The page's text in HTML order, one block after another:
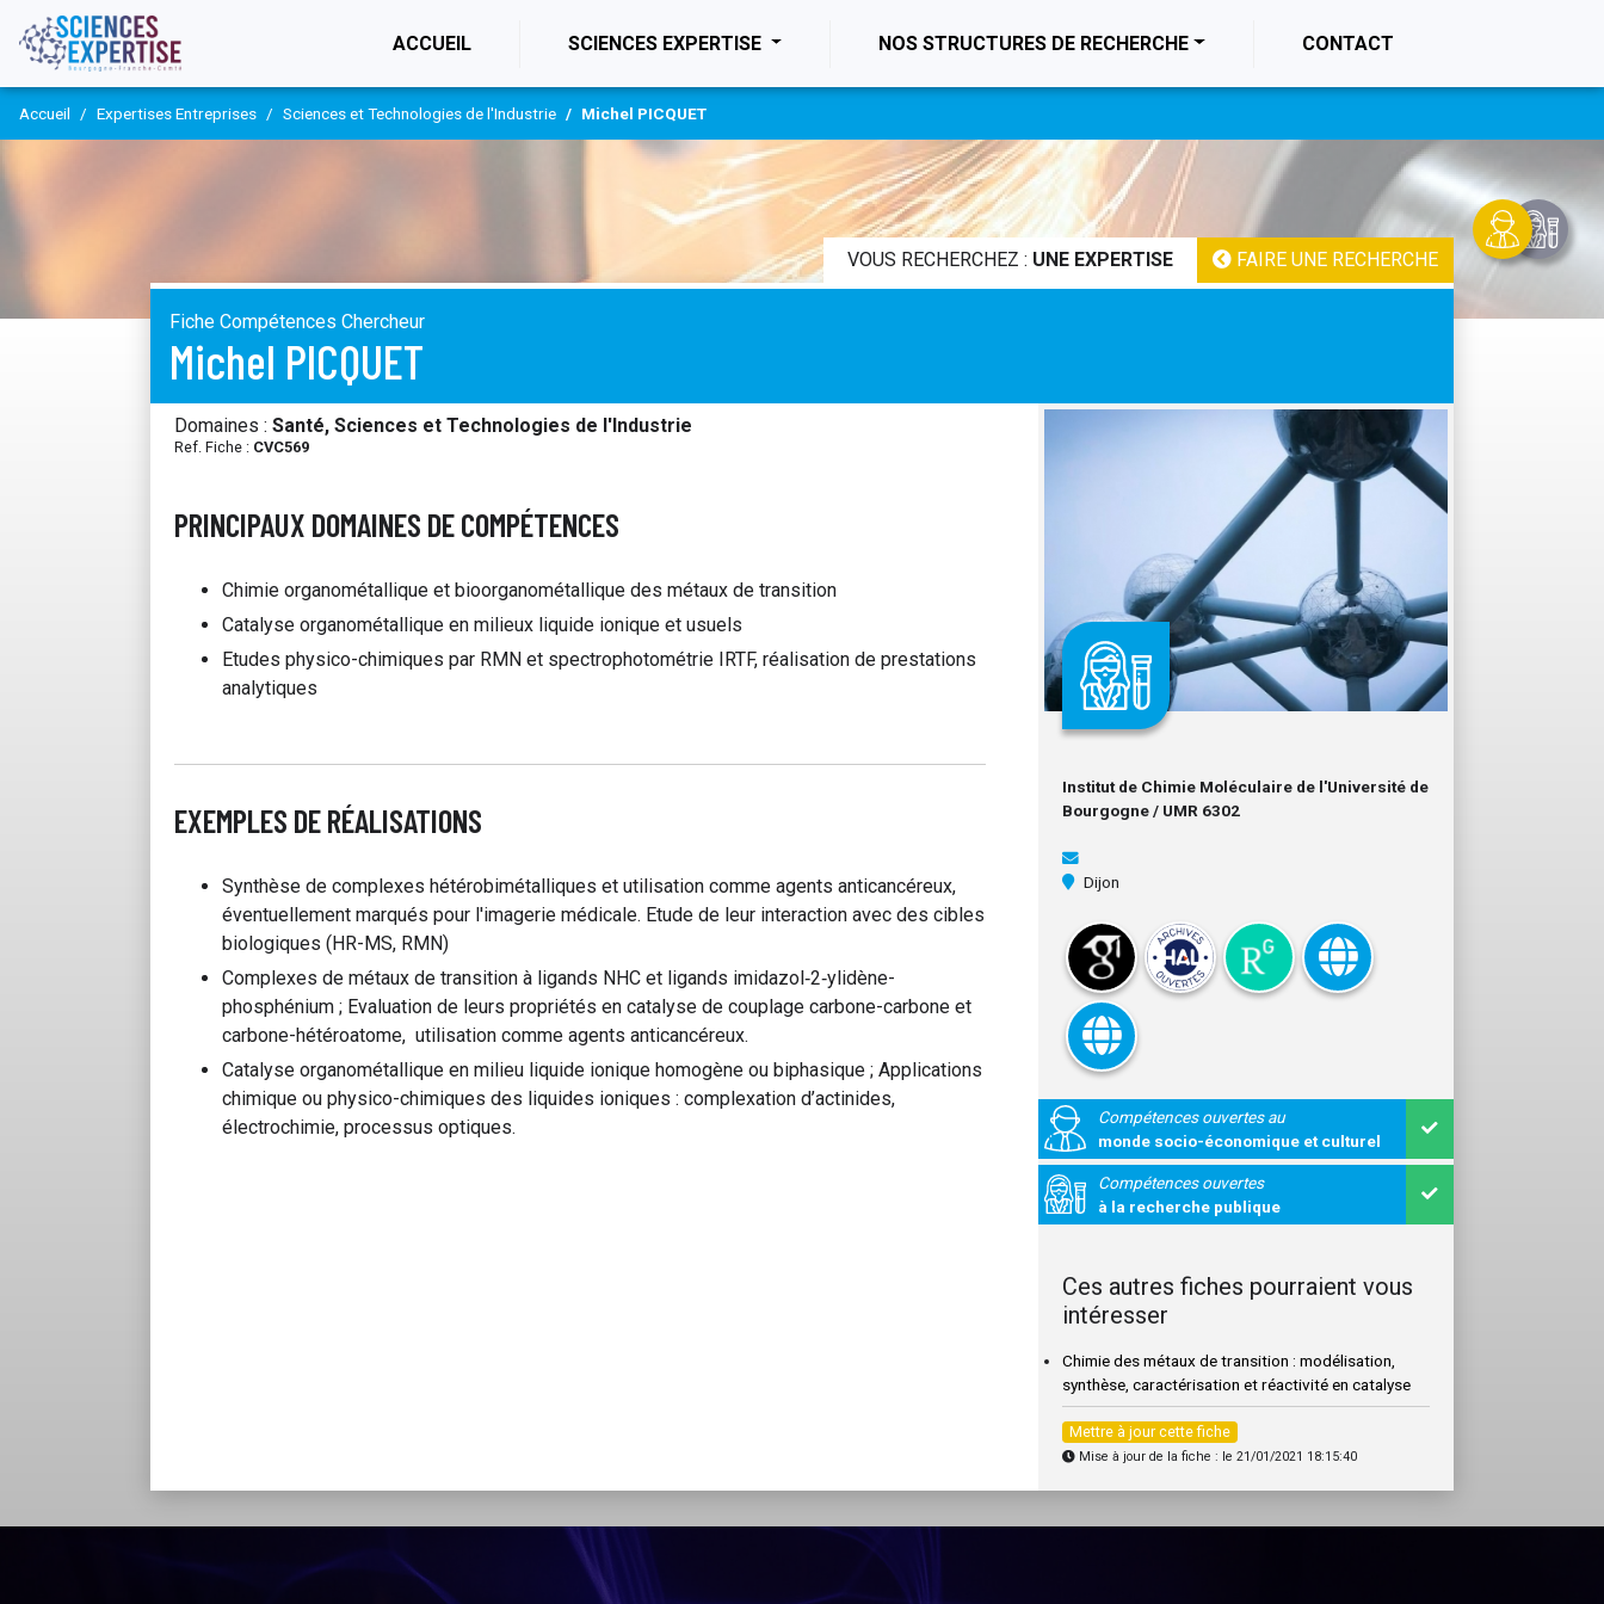
ACCUEIL (CURRENT)SCIENCES EXPERTISE NOS STRUCTURES DE RECHERCHE CONTACT
Accueil Expertises Entreprises Sciences et Technologies de l'Industrie Michel PICQUET
VOUS RECHERCHEZ : UNE EXPERTISE FAIRE UNE RECHERCHE
Fiche Compétences Chercheur
Michel PICQUET
Domaines : Santé, Sciences et Technologies de l'Industrie
Ref. Fiche : CVC569
PRINCIPAUX DOMAINES DE COMPÉTENCES
Chimie organométallique et bioorganométallique des métaux de transition
Catalyse organométallique en milieux liquide ionique et usuels
Etudes physico-chimiques par RMN et spectrophotométrie IRTF, réalisation de prestations
analytiques
EXEMPLES DE RÉALISATIONS
Synthèse de complexes hétérobimétalliques et utilisation comme agents anticancéreux,
éventuellement marqués pour l'imagerie médicale. Etude de leur interaction avec des cibles
biologiques (HR-MS, RMN)
Complexes de métaux de transition à ligands NHC et ligands imidazol‑2‑ylidène-
phosphénium ; Evaluation de leurs propriétés en catalyse de couplage carbone-carbone et
carbone-hétéroatome, utilisation comme agents anticancéreux.
Catalyse organométallique en milieu liquide ionique homogène ou biphasique ; Applications
chimique ou physico-chimiques des liquides ioniques : complexation d’actinides,
électrochimie, processus optiques.
Institut de Chimie Moléculaire de l'Université de
Bourgogne / UMR 6302
Dijon
Compétences ouvertes au
monde socio-économique et culturel
Compétences ouvertes
à la recherche publique
Ces autres fiches pourraient vous
intéresser
Chimie des métaux de transition : modélisation,
synthèse, caractérisation et réactivité en catalyse
Mettre à jour cette fiche
Mise à jour de la fiche : le 21/01/2021 18:15:40